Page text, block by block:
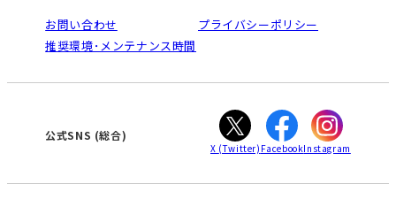
ご利用ガイド
オンライン講座受講の手順
WEBサイトのよくある質問
南大高
犬山
高蔵寺
大垣
津
お問い合わせ
プライバシーポリシー
推奨環境･メンテナンス時間
公式SNS (総合)
X (Twitter) FacebookInstagram